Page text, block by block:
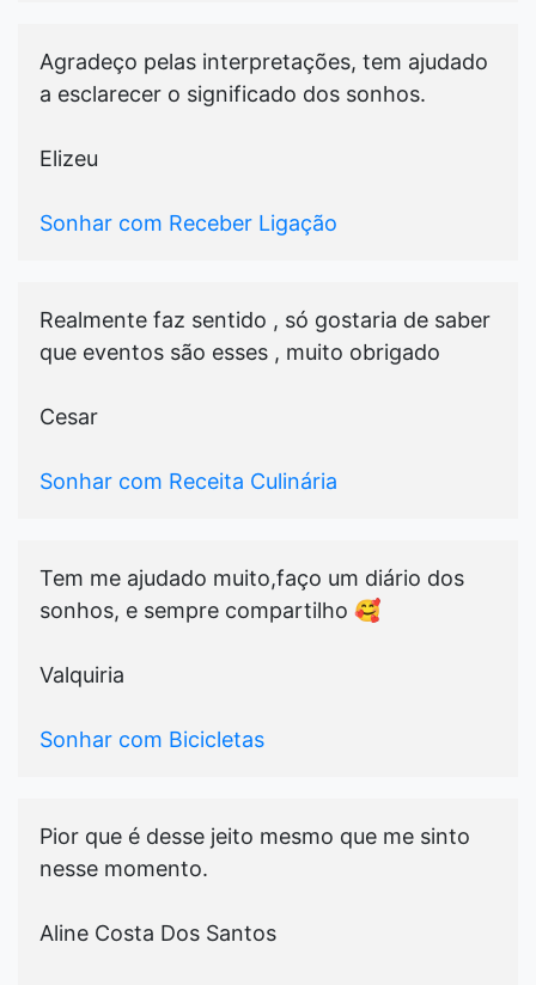
Agradeço pelas interpretações, tem ajudado
a esclarecer o significado dos sonhos.
Elizeu
Sonhar com Receber Ligação
Realmente faz sentido , só gostaria de saber
que eventos são esses , muito obrigado
Cesar
Sonhar com Receita Culinária
Tem me ajudado muito,faço um diário dos
sonhos, e sempre compartilho 🥰
Valquiria
Sonhar com Bicicletas
Pior que é desse jeito mesmo que me sinto
nesse momento.
Aline Costa Dos Santos